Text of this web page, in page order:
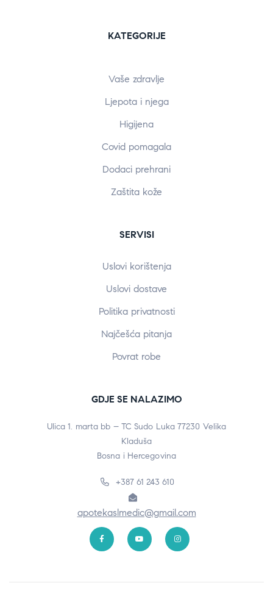
KATEGORIJE
Vaše zdravlje
Ljepota i njega
Higijena
Covid pomagala
Dodaci prehrani
Zaštita kože
SERVISI
Uslovi korištenja
Uslovi dostave
Politika privatnosti
Najčešća pitanja
Povrat robe
GDJE SE NALAZIMO
Ulica 1. marta bb – TC Sudo Luka 77230 Velika
Kladuša
Bosna i Hercegovina
+387 61 243 610
apotekaslmedic@gmail.com